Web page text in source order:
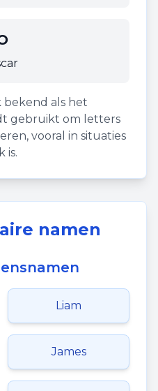
bekend als het
gebruikt om letters
vooral in situaties
is.
namen
Liam
James